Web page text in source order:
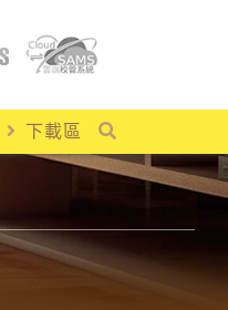
下載區